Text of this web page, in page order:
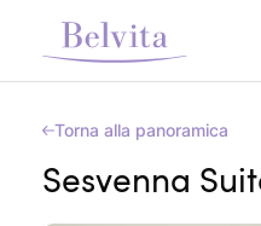
Torna alla panoramica
Sesvenna